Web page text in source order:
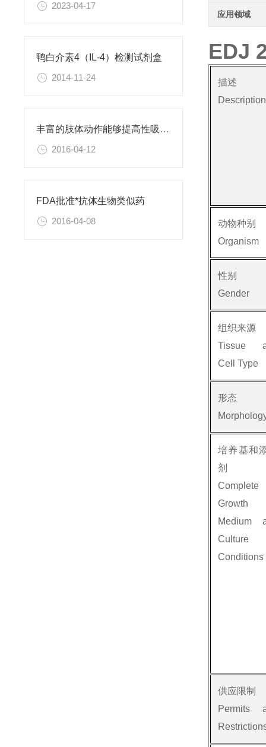
2023-04-17
鸭白介素4（IL-4）检测试剂盒
2014-11-24
丰富的肢体动作能够提高性吸引力
2016-04-12
FDA批准*抗体生物类似药
2016-04-08
应用领域
EDJ
描述
Description
动物种别
Organism
性别
Gender
组织来源
Tissue
Cell Type
形态
培养基和
剂
Complete
Growth
Medium
Culture
Conditions
供应限制
Permits